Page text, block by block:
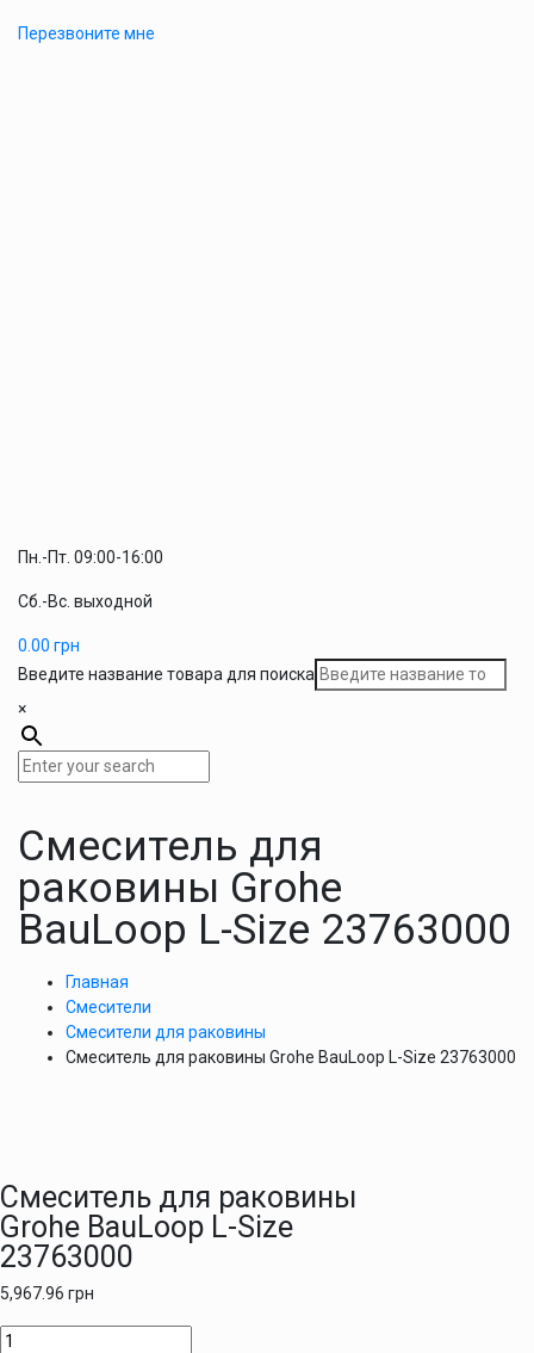
Перезвоните мне
Пн.-Пт. 09:00-16:00
Сб.-Вс. выходной
0.00 грн
Введите название товара для поиска
×
Смеситель для
раковины Grohe
BauLoop L-Size 23763000
Главная
Смесители
Смесители для раковины
Смеситель для раковины Grohe BauLoop L-Size 23763000
Смеситель для раковины
Grohe BauLoop L-Size
23763000
5,967.96 грн
Количество